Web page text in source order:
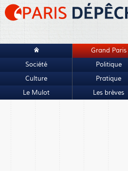
Grand Paris
Société
Politique
Culture
Pratique
Le Mulot
Les brèves